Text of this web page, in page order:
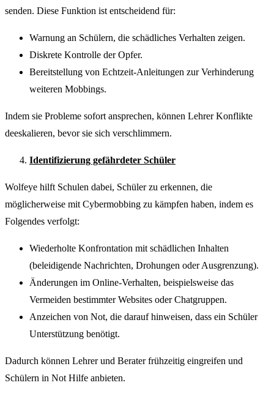
senden. Diese Funktion ist entscheidend für:
Warnung an Schülern, die schädliches Verhalten zeigen.
Diskrete Kontrolle der Opfer.
Bereitstellung von Echtzeit-Anleitungen zur Verhinderung
weiteren Mobbings.
Indem sie Probleme sofort ansprechen, können Lehrer Konflikte
deeskalieren, bevor sie sich verschlimmern.
Identifizierung gefährdeter Schüler
Wolfeye hilft Schulen dabei, Schüler zu erkennen, die
möglicherweise mit Cybermobbing zu kämpfen haben, indem es
Folgendes verfolgt:
Wiederholte Konfrontation mit schädlichen Inhalten
(beleidigende Nachrichten, Drohungen oder Ausgrenzung).
Änderungen im Online-Verhalten, beispielsweise das
Vermeiden bestimmter Websites oder Chatgruppen.
Anzeichen von Not, die darauf hinweisen, dass ein Schüler
Unterstützung benötigt.
Dadurch können Lehrer und Berater frühzeitig eingreifen und
Schülern in Not Hilfe anbieten.